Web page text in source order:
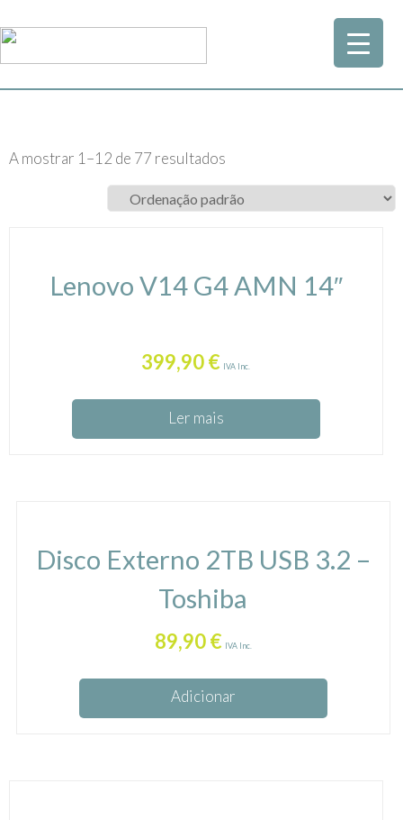
A mostrar 1–12 de 77 resultados
Lenovo V14 G4 AMN 14″
399,90€ IVA Inc.
Ler mais
Disco Externo 2TB USB 3.2 –
Toshiba
89,90€ IVA Inc.
Adicionar